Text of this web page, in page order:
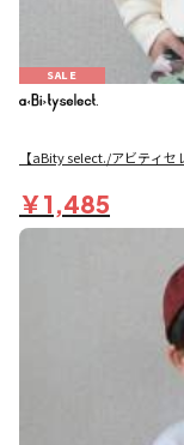
SALE
【aBity select./アビティセ
￥1,485